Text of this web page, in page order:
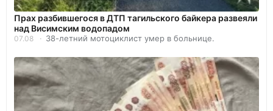
Прах разбившегося в ДТП тагильского байкера развеяли
над Висимским водопадом
07.08 38-летний мотоциклист умер в больнице.